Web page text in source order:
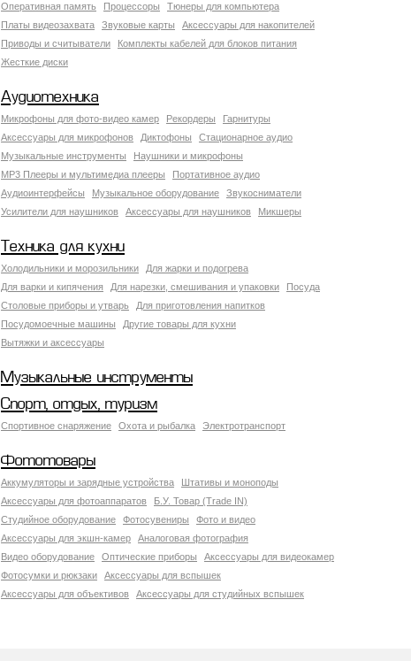
Оперативная память
Процессоры
Тюнеры для компьютера
Платы видеозахвата
Звуковые карты
Аксессуары для накопителей
Приводы и считыватели
Комплекты кабелей для блоков питания
Жесткие диски
Аудиотехника
Микрофоны для фото-видео камер Рекордеры
Гарнитуры
Аксессуары для микрофонов
Диктофоны
Стационарное аудио
Музыкальные инструменты
Наушники и микрофоны
MP3 Плееры и мультимедиа плееры
Портативное аудио
Аудиоинтерфейсы
Музыкальное оборудование
Звукосниматели
Усилители для наушников
Аксессуары для наушников Микшеры
Техника для кухни
Холодильники и морозильники
Для жарки и подогрева
Для варки и кипячения
Для нарезки, смешивания и упаковки
Посуда
Столовые приборы и утварь
Для приготовления напитков
Посудомоечные машины
Другие товары для кухни
Вытяжки и аксессуары
Музыкальные инструменты
Спорт, отдых, туризм
Спортивное снаряжение Охота и рыбалка Электротранспорт
Фототовары
Аккумуляторы и зарядные устройства
Штативы и моноподы
Аксессуары для фотоаппаратов
Б.У. Товар (Trade IN)
Студийное оборудование
Фотосувениры
Фото и видео
Аксессуары для экшн-камер
Аналоговая фотография
Видео оборудование
Оптические приборы
Аксессуары для видеокамер
Фотосумки и рюкзаки
Аксессуары для вспышек
Аксессуары для объективов
Аксессуары для студийных вспышек